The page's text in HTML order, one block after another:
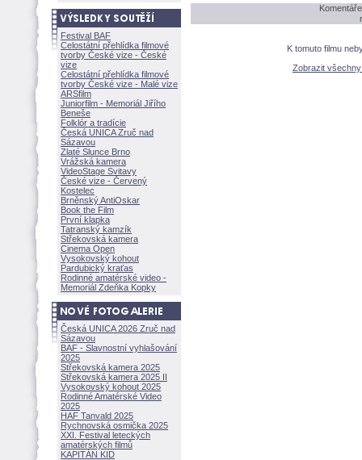
Festival BAF
Celostátní přehlídka filmové
tvorby České vize - České
vize
Celostátní přehlídka filmové
tvorby České vize - Malé vize
ARSfilm
Juniorfilm - Memoriál Jiřího
Beneše
Folklór a tradície
Česká UNICA Zruč nad
Sázavou
Zlaté Slunce Brno
Vrážská kamera
VideoStage Svitavy
České vize - Červený
Kostelec
Brněnský AntiOskar
Book the Film
První klapka
Tatranský kamzík
Střekovská kamera
Cinema Open
Vysokovský kohout
Pardubický kraťas
Rodinné amatérské video -
Memoriál Zdeňka Kopky
Česká UNICA 2026 Zruč nad
Sázavou
BAF - Slavnostní vyhlašování
2025
Střekovská kamera 2025
Střekovská kamera 2025 II
Vysokovský kohout 2025
Rodinné Amatérské Video
2025
HAF Tanvald 2025
Rychnovská osmička 2025
XXI. Festival leteckých
amatérských filmů
KAPITÁN KID
K tomuto filmu
Zobrazit